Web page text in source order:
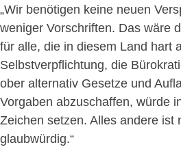
„Wir benötigen keine neuen
weniger Vorschriften. Das wäre
für alle, die in diesem Land hart
Selbstverpflichtung, die
ober alternativ Gesetze und
Vorgaben abzuschaffen, würde
Zeichen setzen. Alles andere ist
glaubwürdig.“